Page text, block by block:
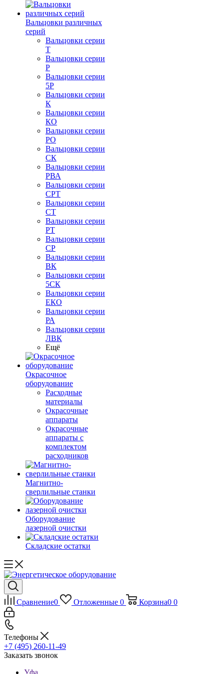
Вальцовки различных
серий
Вальцовки серии
Т
Вальцовки серии
Р
Вальцовки серии
5Р
Вальцовки серии
К
Вальцовки серии
КО
Вальцовки серии
РО
Вальцовки серии
СК
Вальцовки серии
РВА
Вальцовки серии
СРТ
Вальцовки серии
СТ
Вальцовки серии
РТ
Вальцовки серии
СР
Вальцовки серии
ВК
Вальцовки серии
5СК
Вальцовки серии
ЕКО
Вальцовки серии
РА
Вальцовки серии
ЛВК
Ещё
Окрасочное
оборудование
Расходные
материалы
Окрасочные
аппараты
Окрасочные
аппараты с
комплектом
расходников
Магнитно-
сверлильные станки
Оборудование
лазерной очистки
Складские остатки
Сравнение0 Отложенные 0 Корзина0 0
Телефоны
+7 (495) 260-11-49
Заказать звонок
Уфа